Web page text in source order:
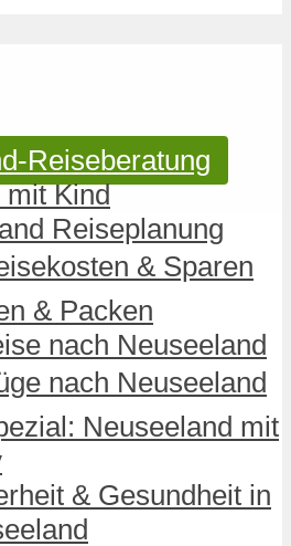
Reiseberatung
mit Kind
Reiseplanung
& Sparen
& Packen
nach Neuseeland
nach Neuseeland
Neuseeland mit
& Gesundheit in